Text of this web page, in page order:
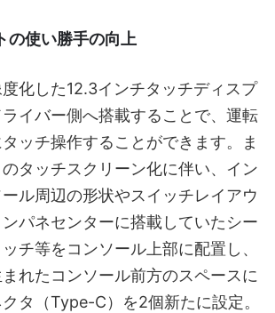
の使い勝手の向上
化した12.3インチタッチディスプ
イバー側へ搭載することで、運転
ッチ操作することができます。ま
タッチスクリーン化に伴い、イン
ル周辺の形状やスイッチレイアウ
ンパネセンターに搭載していたシー
チ等をコンソール上部に配置し、
れたコンソール前方のスペースに
タ（Type-C）を2個新たに設定。